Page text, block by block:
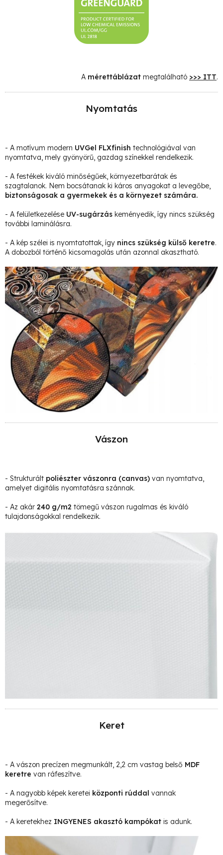
A mérettáblázat megtalálható >>> ITT.
Nyomtatás
- A motívum modern UVGel FLXfinish technológiával van
nyomtatva, mely gyönyörű, gazdag színekkel rendelkezik.
- A festékek kiváló minőségűek, környezetbarátak és
szagtalanok. Nem bocsátanak ki káros anyagokat a levegőbe,
biztonságosak a gyermekek és a környezet számára.
- A felületkezelése UV-sugárzás keményedik, így nincs szükség
további laminálásra.
- A kép szélei is nyomtatottak, így nincs szükség külső keretre.
A dobozból történő kicsomagolás után azonnal akasztható.
Vászon
- Strukturált poliészter vászonra (canvas) van nyomtatva,
amelyet digitális nyomtatásra szánnak.
- Az akár 240 g/m2 tömegű vászon rugalmas és kiváló
tulajdonságokkal rendelkezik.
Keret
- A vászon precízen megmunkált, 2,2 cm vastag belső MDF
keretre van ráfeszítve.
- A nagyobb képek keretei központi rúddal vannak
megerősítve.
- A keretekhez INGYENES akasztó kampókat is adunk.